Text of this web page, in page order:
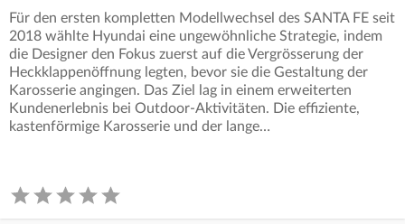
Für den ersten kompletten Modellwechsel des SANTA FE seit
2018 wählte Hyundai eine ungewöhnliche Strategie, indem
die Designer den Fokus zuerst auf die Vergrösserung der
Heckklappenöffnung legten, bevor sie die Gestaltung der
Karosserie angingen. Das Ziel lag in einem erweiterten
Kundenerlebnis bei Outdoor-Aktivitäten. Die effiziente,
kastenförmige Karosserie und der lange…